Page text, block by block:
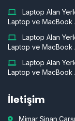
Laptop Alan
Laptop ve MacBook
Laptop Alan
Laptop ve MacBook
Laptop Alan
Laptop ve MacBook
İletişim
Mimar Sinan